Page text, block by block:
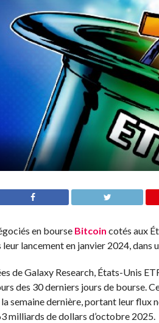
en bourse Bitcoin cotés aux
leur lancement en janvier 2024,
de Galaxy Research, États-Unis
des 30 derniers jours de bourse.
semaine dernière, portant leur flux
milliards de dollars d’octobre 2025.